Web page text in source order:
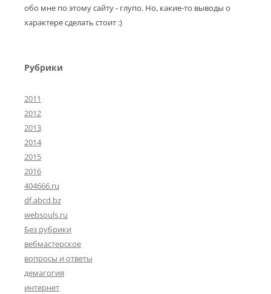
обо мне по этому сайту - глупо. Но, какие-то выводы о
характере сделать стоит :)
Рубрики
2011
2012
2013
2014
2015
2016
404666.ru
df.abcd.bz
websouls.ru
Без рубрики
вебмастерское
вопросы и ответы
демагогия
интернет